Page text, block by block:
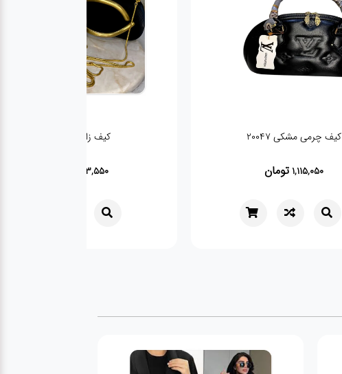
کیف چرمی مشکی 20047
1,115,050 تومان
کیف زارا کد 1597 C
2,753,550